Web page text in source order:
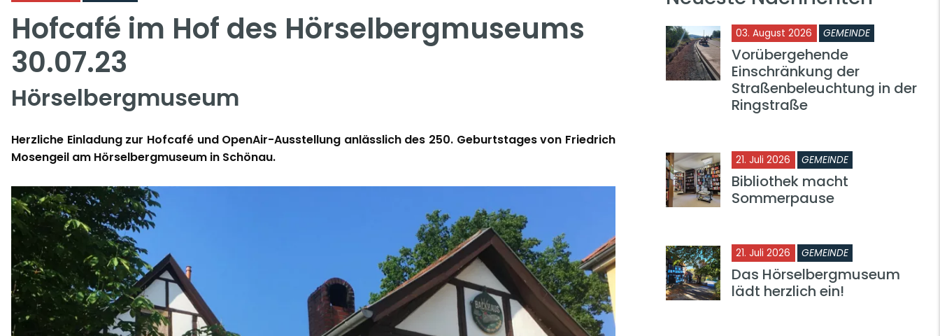
Hofcafé im Hof des Hörselbergmuseums
30.07.23
Hörselbergmuseum
Herzliche Einladung zur Hofcafé und OpenAir-Ausstellung anlässlich des 250. Geburtstages von Friedrich
Mosengeil am Hörselbergmuseum in Schönau.
03. August 2026 GEMEINDE
Vorübergehende
Einschränkung der
Straßenbeleuchtung in der
Ringstraße
21. Juli 2026 GEMEINDE
Bibliothek macht
Sommerpause
21. Juli 2026 GEMEINDE
Das Hörselbergmuseum
lädt herzlich ein!